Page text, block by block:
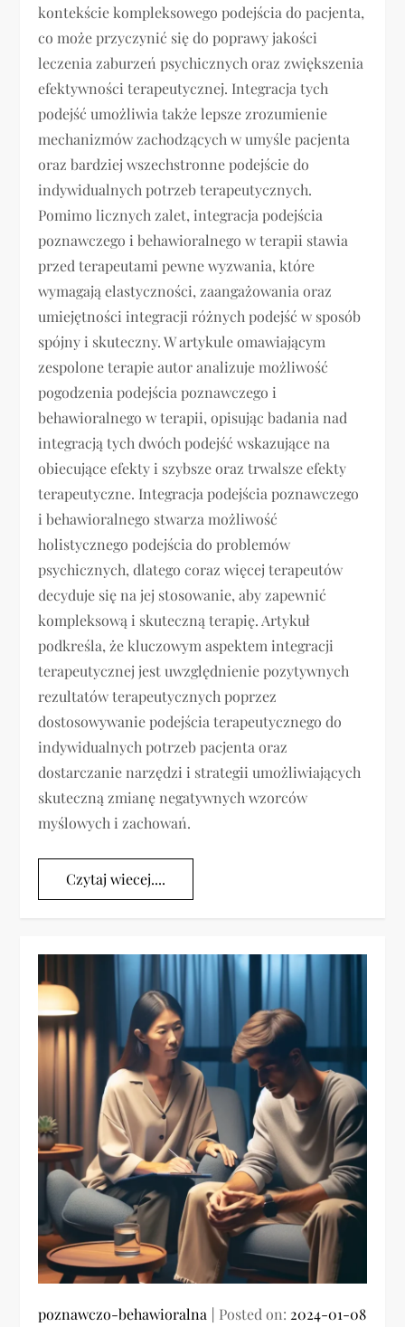
kontekście kompleksowego podejścia do pacjenta,
co może przyczynić się do poprawy jakości
leczenia zaburzeń psychicznych oraz zwiększenia
efektywności terapeutycznej. Integracja tych
podejść umożliwia także lepsze zrozumienie
mechanizmów zachodzących w umyśle pacjenta
oraz bardziej wszechstronne podejście do
indywidualnych potrzeb terapeutycznych.
Pomimo licznych zalet, integracja podejścia
poznawczego i behawioralnego w terapii stawia
przed terapeutami pewne wyzwania, które
wymagają elastyczności, zaangażowania oraz
umiejętności integracji różnych podejść w sposób
spójny i skuteczny. W artykule omawiającym
zespolone terapie autor analizuje możliwość
pogodzenia podejścia poznawczego i
behawioralnego w terapii, opisując badania nad
integracją tych dwóch podejść wskazujące na
obiecujące efekty i szybsze oraz trwalsze efekty
terapeutyczne. Integracja podejścia poznawczego
i behawioralnego stwarza możliwość
holistycznego podejścia do problemów
psychicznych, dlatego coraz więcej terapeutów
decyduje się na jej stosowanie, aby zapewnić
kompleksową i skuteczną terapię. Artykuł
podkreśla, że kluczowym aspektem integracji
terapeutycznej jest uwzględnienie pozytywnych
rezultatów terapeutycznych poprzez
dostosowywanie podejścia terapeutycznego do
indywidualnych potrzeb pacjenta oraz
dostarczanie narzędzi i strategii umożliwiających
skuteczną zmianę negatywnych wzorców
myślowych i zachowań.
Czytaj wiecej....
poznawczo-behawioralna Posted on: 2024-01-08